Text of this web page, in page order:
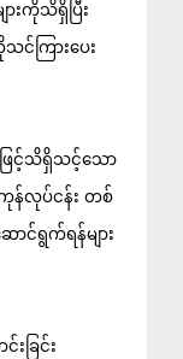
ကိုသိရှိပြီး
င်ကြားပေး
ြင့်သိရှိသင့်သော
န်လုပ်ငန်း တစ်
ာင်ရွက်ရန်များ
ခြင်း